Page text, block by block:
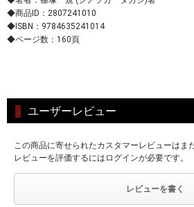
◆商品ID：2807241010
◆ISBN：9784635241014
◆ページ数：160頁
ユーザーレビュー
この商品に寄せられたカスタマーレビューはま
レビューを評価するにはログインが必要です。
レビューを書く